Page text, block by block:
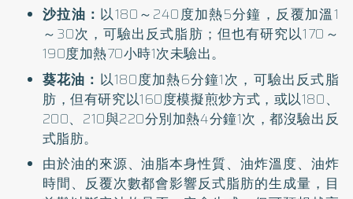
沙拉油： 以180～240度加熱5分鐘，反覆加溫1
～30次，可驗出反式脂肪；但也有研究以170～
190度加熱70小時1次未驗出。
葵花油： 以180度加熱6分鐘1次，可驗出反式脂
肪，但有研究以160度模擬煎炒方式，或以180、
200、210與220分別加熱4分鐘1次，都沒驗出反
式脂肪。
由於油的來源、油脂本身性質、油炸溫度、油炸
時間、反覆次數都會影響反式脂肪的生成量，目